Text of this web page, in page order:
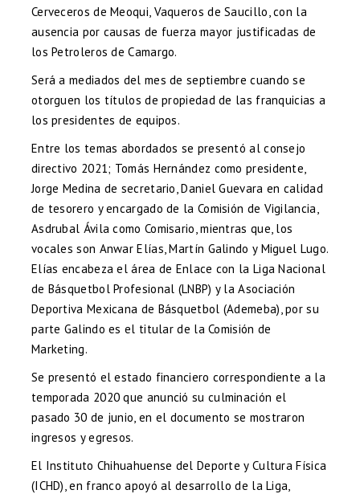
Cerveceros de Meoqui, Vaqueros de Saucillo, con la
ausencia por causas de fuerza mayor justificadas de
los Petroleros de Camargo.
Será a mediados del mes de septiembre cuando se
otorguen los títulos de propiedad de las franquicias a
los presidentes de equipos.
Entre los temas abordados se presentó al consejo
directivo 2021; Tomás Hernández como presidente,
Jorge Medina de secretario, Daniel Guevara en calidad
de tesorero y encargado de la Comisión de Vigilancia,
Asdrubal Ávila como Comisario, mientras que, los
vocales son Anwar Elías, Martín Galindo y Miguel Lugo.
Elías encabeza el área de Enlace con la Liga Nacional
de Básquetbol Profesional (LNBP) y la Asociación
Deportiva Mexicana de Básquetbol (Ademeba), por su
parte Galindo es el titular de la Comisión de
Marketing.
Se presentó el estado financiero correspondiente a la
temporada 2020 que anunció su culminación el
pasado 30 de junio, en el documento se mostraron
ingresos y egresos.
El Instituto Chihuahuense del Deporte y Cultura Física
(ICHD), en franco apoyó al desarrollo de la Liga,